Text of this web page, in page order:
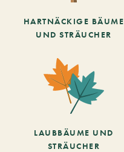
HARTNÄCKIGE BÄUME
UND STRÄUCHER
LAUBBÄUME UND
STRÄUCHER